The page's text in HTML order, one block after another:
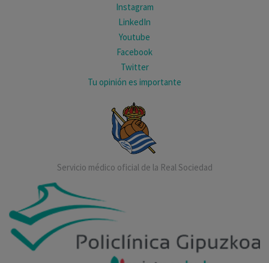
Instagram
LinkedIn
Youtube
Facebook
Twitter
Tu opinión es importante
Servicio médico oficial de la Real Sociedad